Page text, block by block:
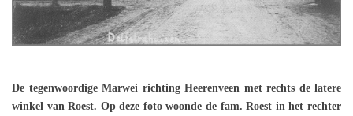
De tegenwoordige Marwei richting Heerenveen met rechts de latere
winkel van Roest. Op deze foto woonde de fam. Roest in het rechter